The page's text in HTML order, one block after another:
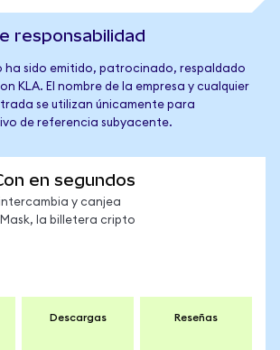
responsabilidad
ha sido emitido, patrocinado, respaldado
KLA. El nombre de la empresa y cualquier
se utilizan únicamente para
de referencia subyacente.
en segundos
y canjea
la billetera cripto
Descargas Reseñas